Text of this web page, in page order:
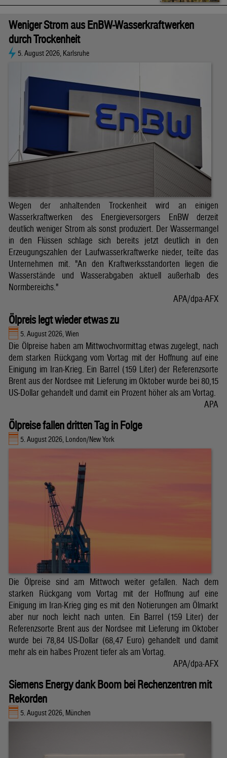
Weniger Strom aus EnBW-Wasserkraftwerken
durch Trockenheit
5. August 2026, Karlsruhe
Wegen der anhaltenden Trockenheit wird an einigen
Wasserkraftwerken des Energieversorgers EnBW derzeit
deutlich weniger Strom als sonst produziert. Der Wassermangel
in den Flüssen schlage sich bereits jetzt deutlich in den
Erzeugungszahlen der Laufwasserkraftwerke nieder, teilte das
Unternehmen mit. "An den Kraftwerksstandorten liegen die
Wasserstände und Wasserabgaben aktuell außerhalb des
Normbereichs."
APA/dpa-AFX
Ölpreis legt wieder etwas zu
5. August 2026, Wien
Die Ölpreise haben am Mittwochvormittag etwas zugelegt, nach
dem starken Rückgang vom Vortag mit der Hoffnung auf eine
Einigung im Iran-Krieg. Ein Barrel (159 Liter) der Referenzsorte
Brent aus der Nordsee mit Lieferung im Oktober wurde bei 80,15
US-Dollar gehandelt und damit ein Prozent höher als am Vortag.
APA
Ölpreise fallen dritten Tag in Folge
5. August 2026, London/New York
Die Ölpreise sind am Mittwoch weiter gefallen. Nach dem
starken Rückgang vom Vortag mit der Hoffnung auf eine
Einigung im Iran-Krieg ging es mit den Notierungen am Ölmarkt
aber nur noch leicht nach unten. Ein Barrel (159 Liter) der
Referenzsorte Brent aus der Nordsee mit Lieferung im Oktober
wurde bei 78,84 US-Dollar (68,47 Euro) gehandelt und damit
mehr als ein halbes Prozent tiefer als am Vortag.
APA/dpa-AFX
Siemens Energy dank Boom bei Rechenzentren mit
Rekorden
5. August 2026, München